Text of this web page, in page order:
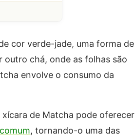
cor verde-jade, uma forma de
outro chá, onde as folhas são
envolve o consumo da
de Matcha pode oferecer
, tornando-o uma das